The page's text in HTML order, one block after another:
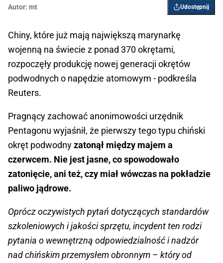
Autor: mt Udostępnij
Chiny, które już mają największą marynarkę
wojenną na świecie z ponad 370 okrętami,
rozpoczęły produkcję nowej generacji okrętów
podwodnych o napędzie atomowym - podkreśla
Reuters.
Pragnący zachować anonimowości urzędnik
Pentagonu wyjaśnił, że pierwszy tego typu chiński
okręt podwodnyzatonął między majem a
czerwcem. Nie jest jasne, co spowodowało
zatonięcie, ani też, czy miał wówczas na pokładzie
paliwo jądrowe.
Oprócz oczywistych pytań dotyczących standardów
szkoleniowych i jakości sprzętu, incydent ten rodzi
pytania o wewnętrzną odpowiedzialność i nadzór
nad chińskim przemysłem obronnym – który od